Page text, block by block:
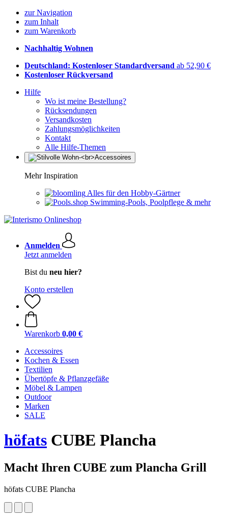
zur Navigation
zum Inhalt
zum Warenkorb
Nachhaltig Wohnen
Deutschland: Kostenloser Standardversand ab 52,90 €
Kostenloser Rückversand
Hilfe
Wo ist meine Bestellung?
Rücksendungen
Versandkosten
Zahlungsmöglichkeiten
Kontakt
Alle Hilfe-Themen
Mehr Inspiration
Alles für den Hobby-Gärtner
Swimming-Pools, Poolpflege & mehr
Anmelden
Jetzt anmelden
Bist du neu hier?
Konto erstellen
Warenkorb 0,00 €
Accessoires
Kochen & Essen
Textilien
Übertöpfe & Pflanzgefäße
Möbel & Lampen
Outdoor
Marken
SALE
höfats CUBE Plancha
Macht Ihren CUBE zum Plancha Grill
höfats CUBE Plancha